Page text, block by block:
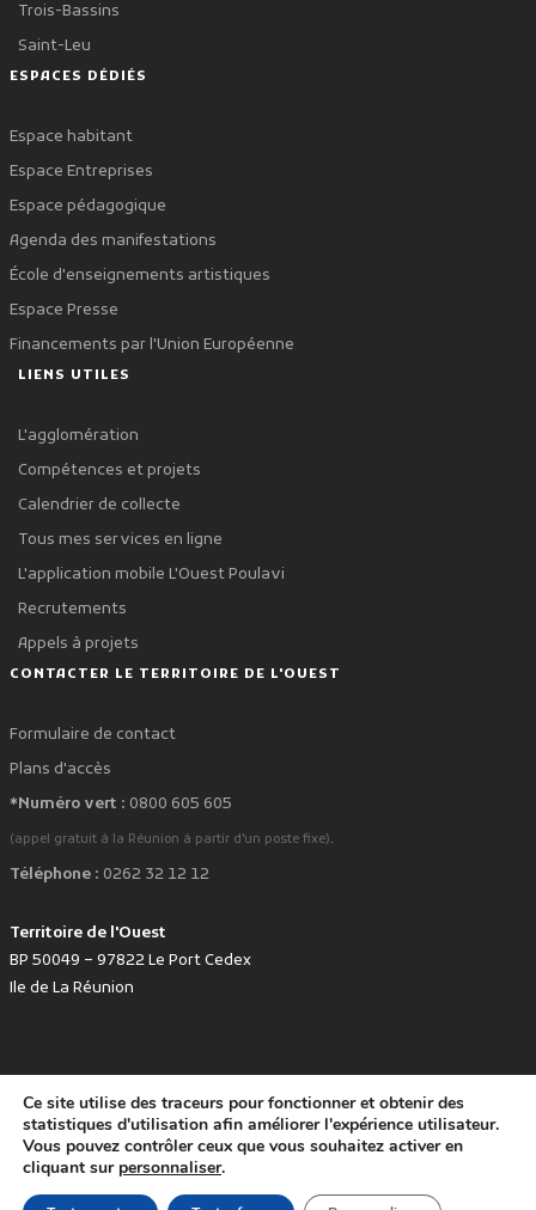
Trois-Bassins
Saint-Leu
ESPACES DÉDIÉS
Espace habitant
Espace Entreprises
Espace pédagogique
Agenda des manifestations
École d'enseignements artistiques
Espace Presse
Financements par l'Union Européenne
LIENS UTILES
L'agglomération
Compétences et projets
Calendrier de collecte
Tous mes services en ligne
L'application mobile L'Ouest Poulavi
Recrutements
Appels à projets
CONTACTER LE TERRITOIRE DE L'OUEST
Formulaire de contact
Plans d'accès
*Numéro vert : 0800 605 605
(appel gratuit à la Réunion à partir d'un poste fixe).
Téléphone : 0262 32 12 12
Territoire de l'Ouest
BP 50049 – 97822 Le Port Cedex
Ile de La Réunion
Développé avec favoritepar le Territoire de l'Ouest © www.tco.re -2026.
Politique de protection des données personnelles
Mentions légales
Accessibilité : non conforme
Ce site utilise des traceurs pour fonctionner et obtenir des
statistiques d'utilisation afin améliorer l'expérience utilisateur.
Vous pouvez contrôler ceux que vous souhaitez activer en
cliquant sur personnaliser.